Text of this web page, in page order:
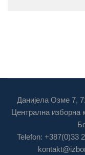
Данијела Озме 7,
Централна изборна
Telefon: +387(0)33